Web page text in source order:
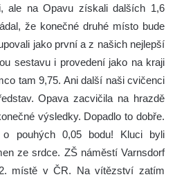
ale na Opavu získali dalších 1,6
že konečné druhé místo bude
jako první a z našich nejlepší
sestavu i provedení jako na kraji
tam 9,75. Ani další naši cvičenci
Opava zacvičila na hrazdě
výsledky. Dopadlo to dobře.
pouhých 0,05 bodu! Kluci byli
ze srdce. ZŠ náměstí Varnsdorf
místě v ČR. Na vítězství zatím